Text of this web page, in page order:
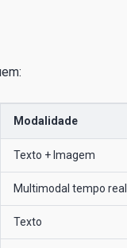
Modalidade
Texto + Imagem
Multimodal tempo real
Texto